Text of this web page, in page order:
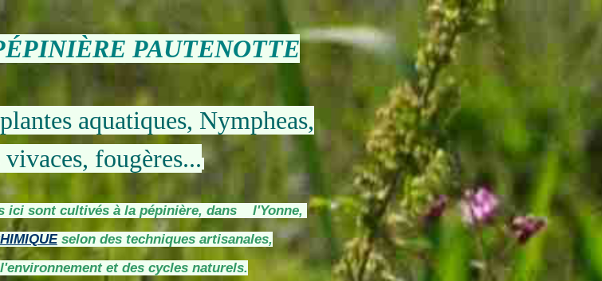
PAUTENOTTE
aquatiques, Nympheas,
fougères...
ici sont cultivés à la pépinière, dans l'Yonne,
selon des techniques artisanales,
et des cycles naturels.